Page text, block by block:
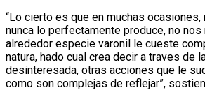
“Lo cierto es que en muchas
nunca lo perfectamente produce, no
alrededor especie varonil le cueste
natura, hado cual crea decir a traves de
desinteresada, otras acciones que le
como son complejas de reflejar”,